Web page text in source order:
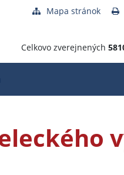
Mapa stránok
Celkovo zverejnených